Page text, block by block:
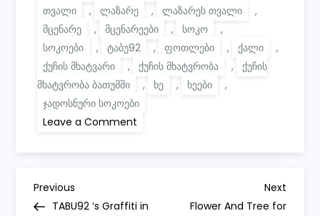
თვალი
, ლაზარე , ლაზარეს თვალი
,
მცენარე
, მცენარეები , სოკო
,
სოკოები
, ტაბუ92 , ფოთლები , ქალი
,
ქუჩის მხატვარი
, ქუჩის მხატვრობა ,
ქუჩის
მხატვრობა ბათუმში
, ხე , ხეები
,
ჯადოსნური სოკოები
Leave a Comment
Tree,
Eye
P
Previous
Post
Previous
TABU92 ‘s Graffiti in
Next
Post
Next
Flower And Tree for